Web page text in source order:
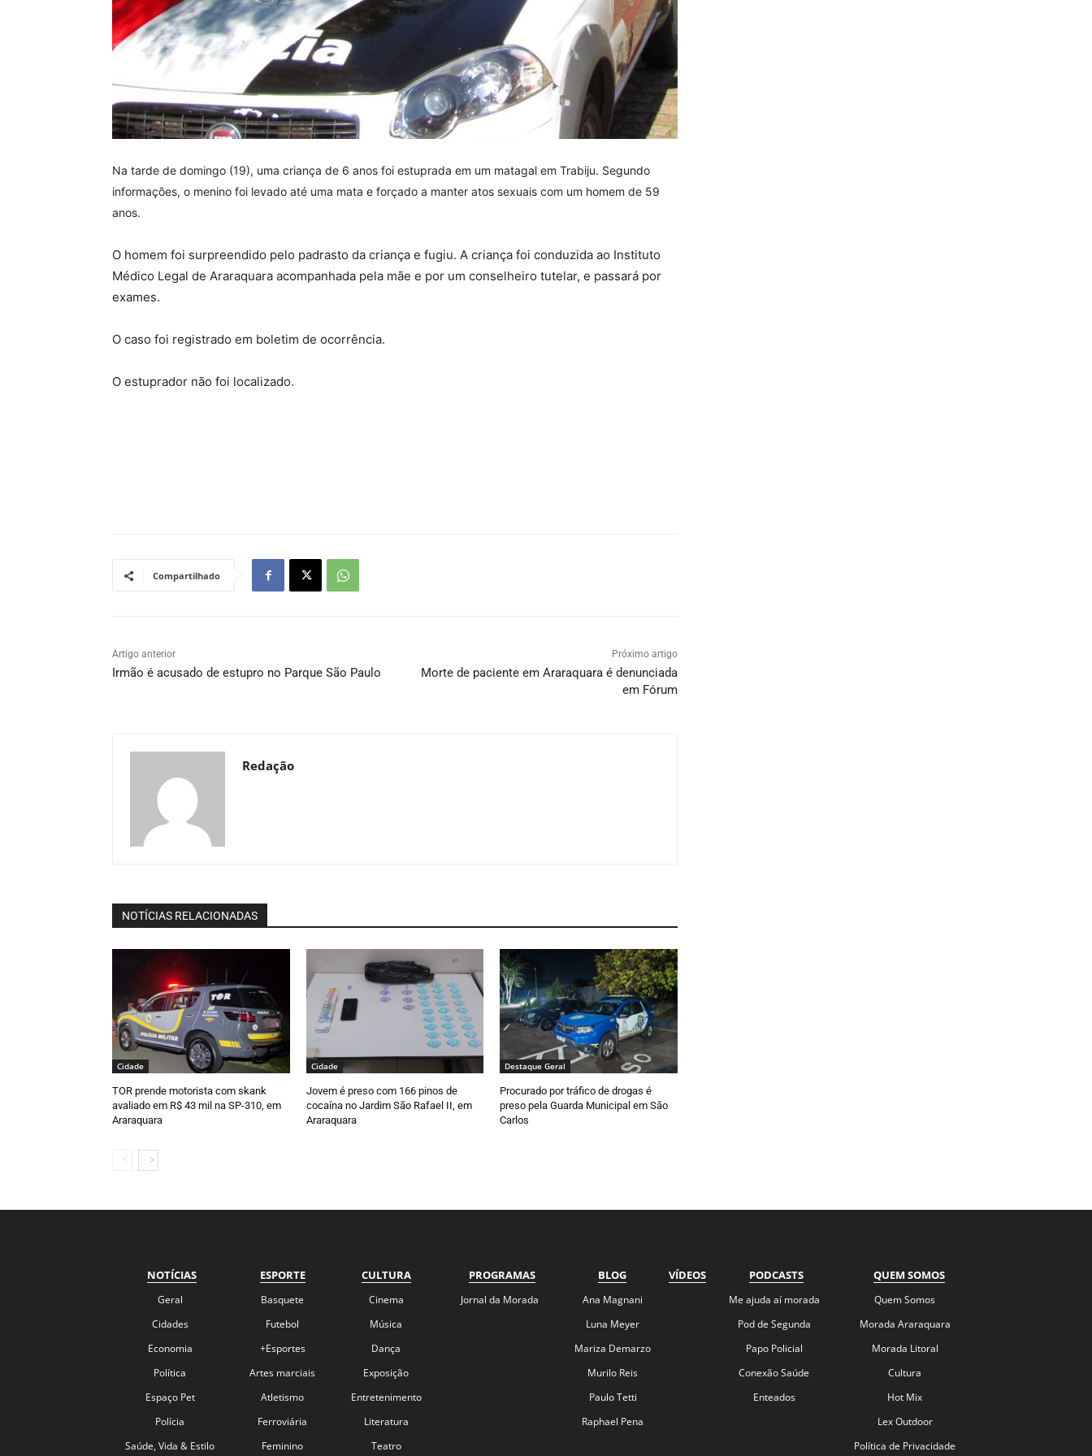
Na tarde de domingo (19), uma criança de 6 anos foi estuprada em um matagal em Trabiju. Segundo
informações, o menino foi levado até uma mata e forçado a manter atos sexuais com um homem de 59
anos.
O homem foi surpreendido pelo padrasto da criança e fugiu. A criança foi conduzida ao Instituto
Médico Legal de Araraquara acompanhada pela mãe e por um conselheiro tutelar, e passará por
exames.
O caso foi registrado em boletim de ocorrência.
O estuprador não foi localizado.
Compartilhado
Artigo anterior
Irmão é acusado de estupro no Parque São Paulo
Próximo artigo
Morte de paciente em Araraquara é denunciada
em Fórum
Redação
NOTÍCIAS RELACIONADAS
Cidade
TOR prende motorista com skank
avaliado em R$ 43 mil na SP-310, em
Araraquara
Cidade
Jovem é preso com 166 pinos de
cocaína no Jardim São Rafael II, em
Araraquara
Destaque Geral
Procurado por tráfico de drogas é
preso pela Guarda Municipal em São
Carlos
NOTÍCIAS
Geral
Cidades
Economia
Política
Espaço Pet
Polícia
Saúde, Vida & Estilo
ESPORTE
Basquete
Futebol
+Esportes
Artes marciais
Atletismo
Ferroviária
Feminino
CULTURA
Cinema
Música
Dança
Exposição
Entretenimento
Literatura
Teatro
PROGRAMAS
Jornal da Morada
BLOG
Ana Magnani
Luna Meyer
Mariza Demarzo
Murilo Reis
Paulo Tetti
Raphael Pena
VÍDEOS PODCASTS
Me ajuda aí morada
Pod de Segunda
Papo Policial
Conexão Saúde
Enteados
QUEM SOMOS
Quem Somos
Morada Araraquara
Morada Litoral
Cultura
Hot Mix
Lex Outdoor
Política de Privacidade